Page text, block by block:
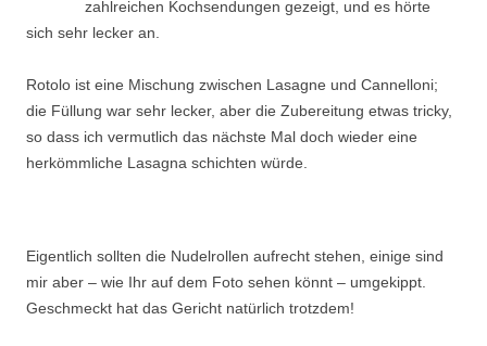
zahlreichen Kochsendungen gezeigt, und es hörte
sich sehr lecker an.
Rotolo ist eine Mischung zwischen Lasagne und Cannelloni;
die Füllung war sehr lecker, aber die Zubereitung etwas tricky,
so dass ich vermutlich das nächste Mal doch wieder eine
herkömmliche Lasagna schichten würde.
Eigentlich sollten die Nudelrollen aufrecht stehen, einige sind
mir aber – wie Ihr auf dem Foto sehen könnt – umgekippt.
Geschmeckt hat das Gericht natürlich trotzdem!